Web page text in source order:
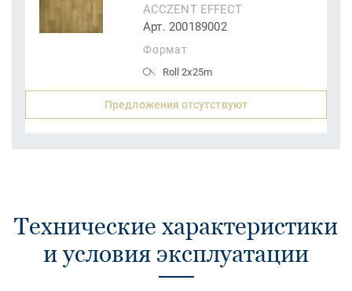
ACCZENT EFFECT
Арт. 200189002
Формат
Roll 2x25m
Предложения отсутствуют
Технические характеристики
и условия эксплуатации